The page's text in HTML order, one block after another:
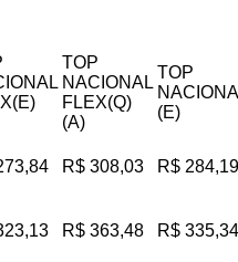
TOP
NACIONAL
FLEX(Q)
(A)
TOP
(E)
R$ 308,03 R$ 284,19
R$ 363,48 R$ 335,34